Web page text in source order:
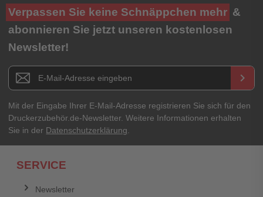
Ihre Bewertung**
★★★★★
Titel**
E-Mail-Adresse
Ihr Passwort
Verpassen Sie keine Schnäppchen mehr &
abonnieren Sie jetzt unseren kostenlosen
Newsletter!
Newsletter E-Mail Adresse keyboard_arrow_right
Mit der Eingabe Ihrer E-Mail-Adresse registrieren Sie sich für den
Druckerzubehör.de-Newsletter. Weitere Informationen erhalten
Sie in der Datenschutzerklärung.
SERVICE
Newsletter